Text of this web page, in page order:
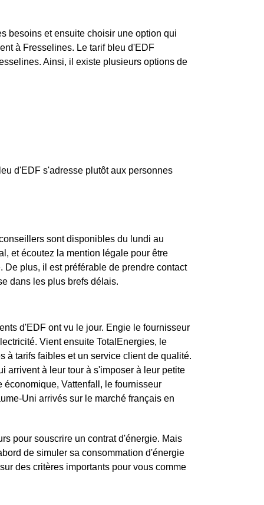
besoins et ensuite choisir une option qui
à Fresselines. Le tarif bleu d'EDF
Ainsi, il existe plusieurs options de
d'EDF s'adresse plutôt aux personnes
sont disponibles du lundi au
et écoutez la mention légale pour être
plus, il est préférable de prendre contact
dans les plus brefs délais.
d'EDF ont vu le jour. Engie le fournisseur
Vient ensuite TotalEnergies, le
à tarifs faibles et un service client de qualité.
arrivent à leur tour à s'imposer à leur petite
Vattenfall, le fournisseur
Uni arrivés sur le marché français en
pour souscrire un contrat d'énergie. Mais
de simuler sa consommation d'énergie
des critères importants pour vous comme